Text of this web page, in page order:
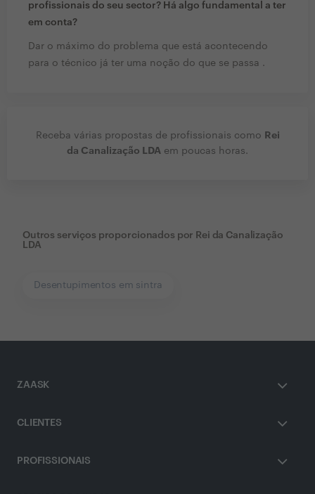
profissionais do seu sector? Há algo fundamental a ter
em conta?
Dar o máximo do problema que está acontecendo
para o técnico já ter uma noção do que se passa .
Receba várias propostas de profissionais como Rei
da Canalização LDA em poucas horas.
Outros serviços proporcionados por Rei da Canalização
LDA
Desentupimentos em sintra
ZAASK
CLIENTES
PROFISSIONAIS